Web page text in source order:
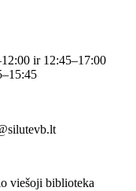
ir 12:45–17:00
viešoji biblioteka